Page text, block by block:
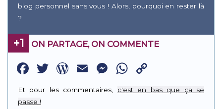
blog personnel sans vous ! Alors, pourquoi en rester là
?
+1 ON PARTAGE, ON COMMENTE
Facebook
Twitter
WordPress
EmailMessenger
WhatsApp
Link
Et pour les commentaires, c'est en bas que ça se
passe !